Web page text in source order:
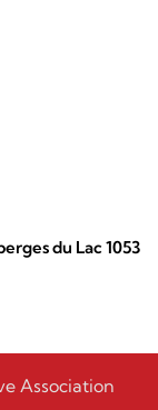
du Lac 1053
Association